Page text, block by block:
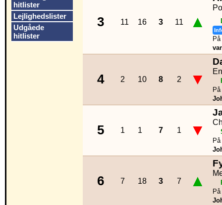
hitlister
Lejlighedslister
Udgåede
hitlister
3 11 16 3 11 ▲
4 2 10 8 2 ▼
5 1 1 7 1 ▼
6 7 18 3 7 ▲